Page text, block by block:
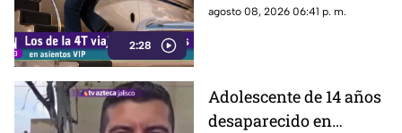
2:28
sin que hasta el momento
elevado gasto que han
generado.
agosto 08, 2026 06:41 p. m.
Adolescente de 14 años
desaparecido en